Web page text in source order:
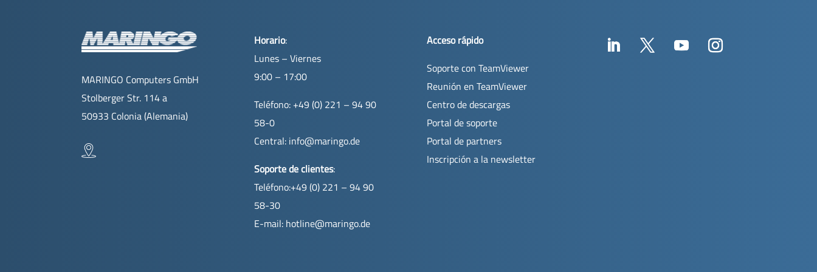
MARINGO Computers GmbH
Stolberger Str. 114 a
50933 Colonia (Alemania)
Horario:
Lunes – Viernes
9:00 – 17:00
Teléfono: +49 (0) 221 – 94 90
58-0
Central: info@maringo.de
Soporte de clientes:
Teléfono:+49 (0) 221 – 94 90
58-30
E-mail: hotline@maringo.de
Acceso rápido
Soporte con TeamViewer
Reunión en TeamViewer
Centro de descargas
Portal de soporte
Portal de partners
Inscripción a la newsletter